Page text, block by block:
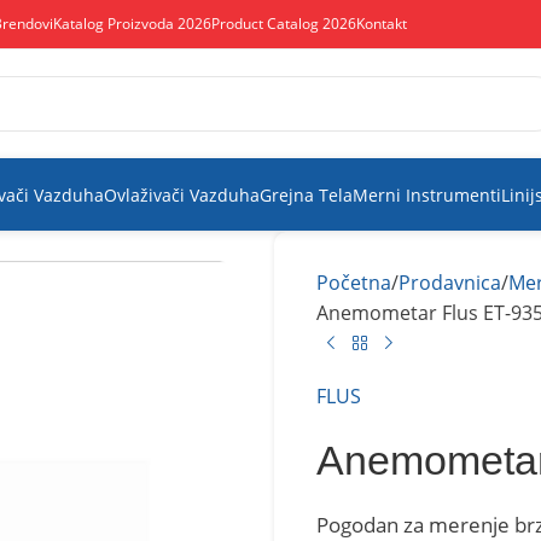
Katalog Proizvoda 2026Product Catalog 2026Kontakt
VazduhaOvlaživači VazduhaGrejna TelaMerni Instrumenti
Početna Prodavnica
Anemometar Flus ET-
FLUS
Pogodan za merenje